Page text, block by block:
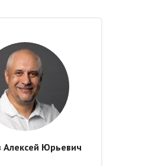
Алексей Юрьевич